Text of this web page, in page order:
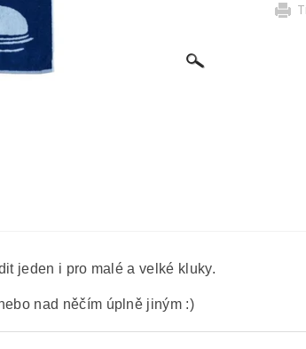
jeden i pro malé a velké kluky.
nad něčím úplně jiným :)